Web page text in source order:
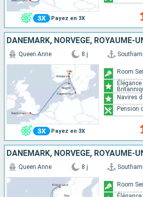
Payez en 3X
DANEMARK, NORVÈGE, ROYAUME-
Payez en 3X
Queen Anne 8 j
Room
Navires
Pension
DANEMARK, NORVÈGE, ROYAUME-
Queen Anne 8 j
Room